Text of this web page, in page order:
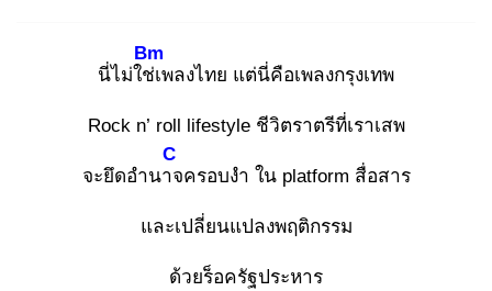
นี่ไม่ใช่เ
Bm
พลงไทย แต่นี่คือเพลงกรุงเทพ
Rock n’ roll lifestyle ชีวิตราตรีที่เราเสพ
จะยึดอำนาจ
C
ครอบงำ ใน platform สื่อสาร
และเปลี่ยนแปลงพฤติกรรม
ด้วยร็อครัฐประหาร